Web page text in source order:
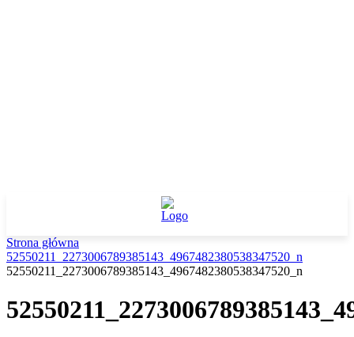
Strona główna
52550211_2273006789385143_4967482380538347520_n
52550211_2273006789385143_4967482380538347520_n